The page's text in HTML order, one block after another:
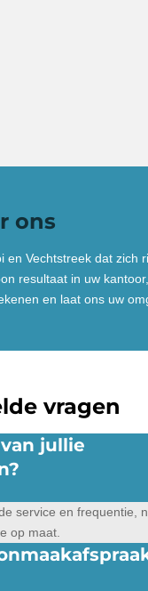
ons
en Vechtstreek dat zich
resultaat in uw kantoor,
en laat ons uw
vragen
jullie
service en frequentie,
op maat.